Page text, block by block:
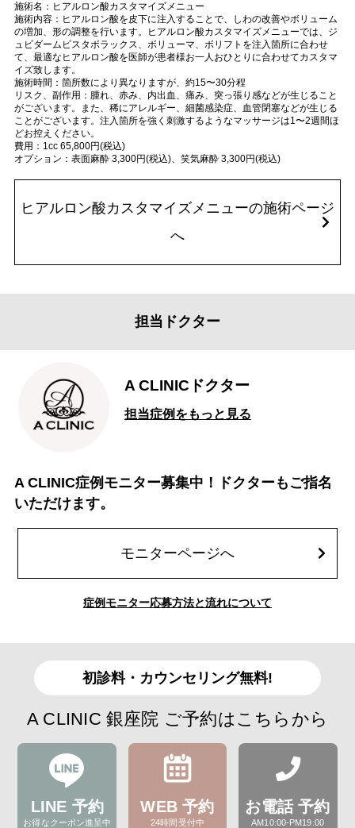
施術名：ヒアルロン酸カスタマイズメニュー
施術内容：ヒアルロン酸を皮下に注入することで、しわの改善やボリューム
の増加、形の調整を行います。ヒアルロン酸カスタマイズメニューでは、ジ
ュビダームビスタボラックス、ボリューマ、ボリフトを注入箇所に合わせ
て、最適なヒアルロン酸を医師が患者様お一人おひとりに合わせてカスタマ
イズ致します。
施術時間：箇所数により異なりますが、約15〜30分程
リスク、副作用：腫れ、赤み、内出血、痛み、突っ張り感などが生じること
がございます。また、稀にアレルギー、細菌感染症、血管閉塞などが生じる
ことがございます。注入箇所を強く刺激するようなマッサージは1〜2週間ほ
どお控えください。
費用：1cc 65,800円(税込)
オプション：表面麻酔 3,300円(税込)、笑気麻酔 3,300円(税込)
ヒアルロン酸カスタマイズメニューの施術ページ
へ
担当ドクター
A CLINICドクター
担当症例をもっと見る
A CLINIC症例モニター募集中！ドクターもご指名
いただけます。
モニターページへ
症例モニター応募方法と流れについて
初診料・カウンセリング無料!
A CLINIC 銀座院 ご予約はこちらから
LINE 予約
お得なクーポン進呈中
WEB 予約
24時間受付中
お電話 予約
AM10:00-PM19:00